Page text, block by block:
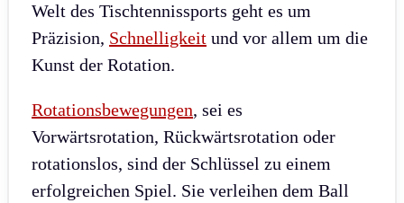
Welt des Tischtennissports geht es um
Präzision, Schnelligkeit und vor allem um die
Kunst der Rotation.
Rotationsbewegungen, sei es
Vorwärtsrotation, Rückwärtsrotation oder
rotationslos, sind der Schlüssel zu einem
erfolgreichen Spiel. Sie verleihen dem Ball